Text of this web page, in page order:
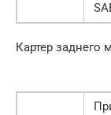
Картер заднего